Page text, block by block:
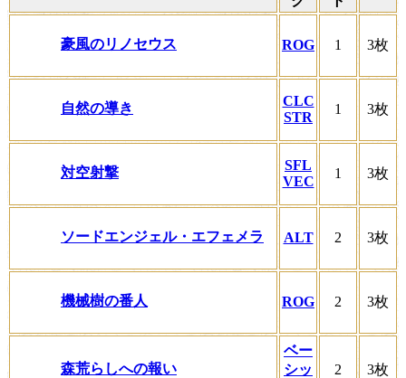
豪風のリノセウス ROG 1 3枚
自然の導き
CLC
STR
1 3枚
対空射撃
SFL
VEC
1 3枚
ソードエンジェル・エフェメラ ALT 2 3枚
機械樹の番人 ROG 2 3枚
森荒らしへの報い
ベー
シッ
2 3枚